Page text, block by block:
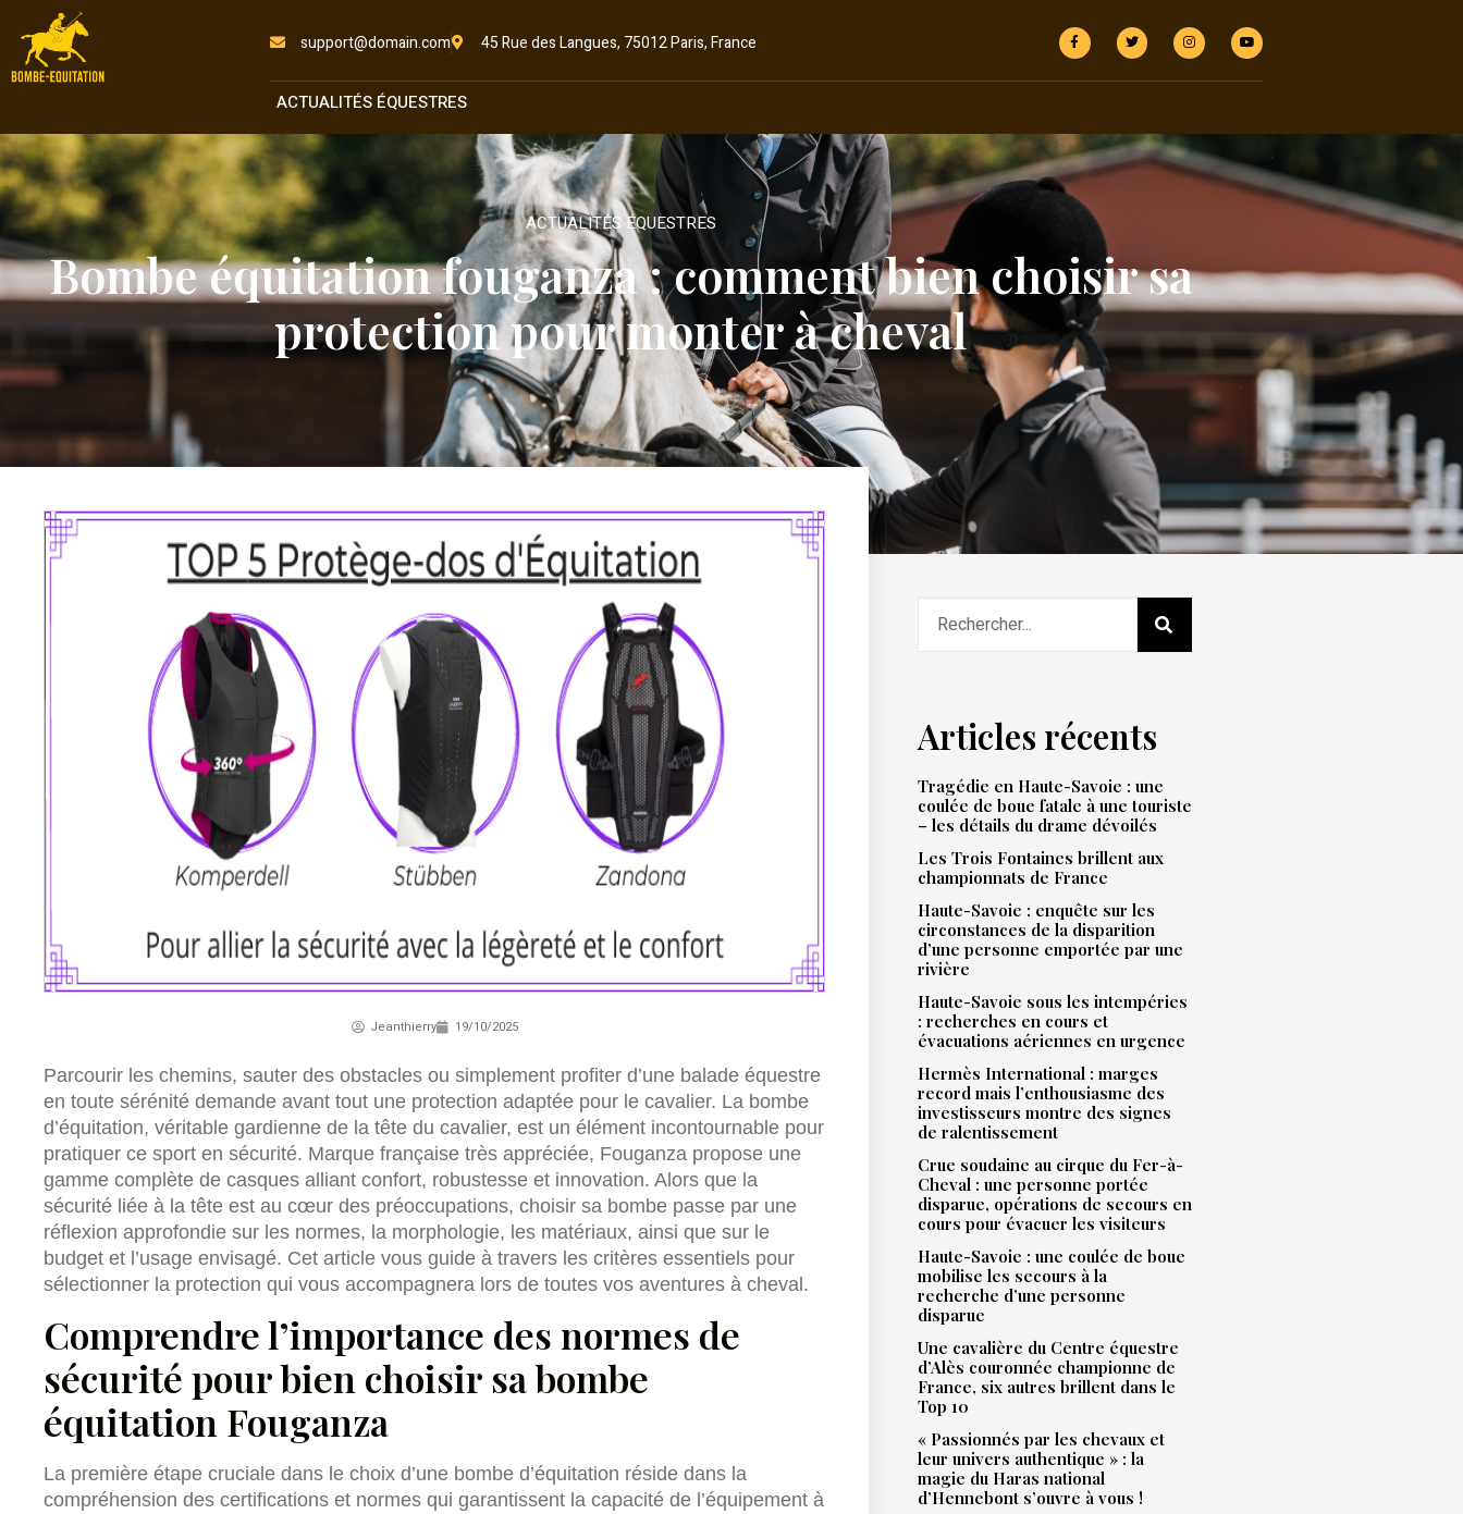
support@domain.com 45 Rue des Langues, 75012 Paris, France
ACTUALITÉS ÉQUESTRES
ACTUALITÉS ÉQUESTRES
Bombe équitation fouganza : comment bien choisir sa
protection pour monter à cheval
Jeanthierry 19/10/2025
Parcourir les chemins, sauter des obstacles ou simplement profiter d’une balade équestre
en toute sérénité demande avant tout une protection adaptée pour le cavalier. La bombe
d’équitation, véritable gardienne de la tête du cavalier, est un élément incontournable pour
pratiquer ce sport en sécurité. Marque française très appréciée, Fouganza propose une
gamme complète de casques alliant confort, robustesse et innovation. Alors que la
sécurité liée à la tête est au cœur des préoccupations, choisir sa bombe passe par une
réflexion approfondie sur les normes, la morphologie, les matériaux, ainsi que sur le
budget et l’usage envisagé. Cet article vous guide à travers les critères essentiels pour
sélectionner la protection qui vous accompagnera lors de toutes vos aventures à cheval.
Comprendre l’importance des normes de
sécurité pour bien choisir sa bombe
équitation Fouganza
La première étape cruciale dans le choix d’une bombe d’équitation réside dans la
compréhension des certifications et normes qui garantissent la capacité de l’équipement à
Articles récents
Tragédie en Haute-Savoie : une
coulée de boue fatale à une touriste
– les détails du drame dévoilés
Les Trois Fontaines brillent aux
championnats de France
Haute-Savoie : enquête sur les
circonstances de la disparition
d’une personne emportée par une
rivière
Haute-Savoie sous les intempéries
: recherches en cours et
évacuations aériennes en urgence
Hermès International : marges
record mais l’enthousiasme des
investisseurs montre des signes
de ralentissement
Crue soudaine au cirque du Fer-à-
Cheval : une personne portée
disparue, opérations de secours en
cours pour évacuer les visiteurs
Haute-Savoie : une coulée de boue
mobilise les secours à la
recherche d’une personne
disparue
Une cavalière du Centre équestre
d’Alès couronnée championne de
France, six autres brillent dans le
Top 10
« Passionnés par les chevaux et
leur univers authentique » : la
magie du Haras national
d’Hennebont s’ouvre à vous !